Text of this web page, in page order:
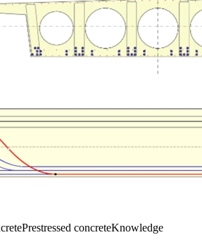
Prestressed concreteKnowledge